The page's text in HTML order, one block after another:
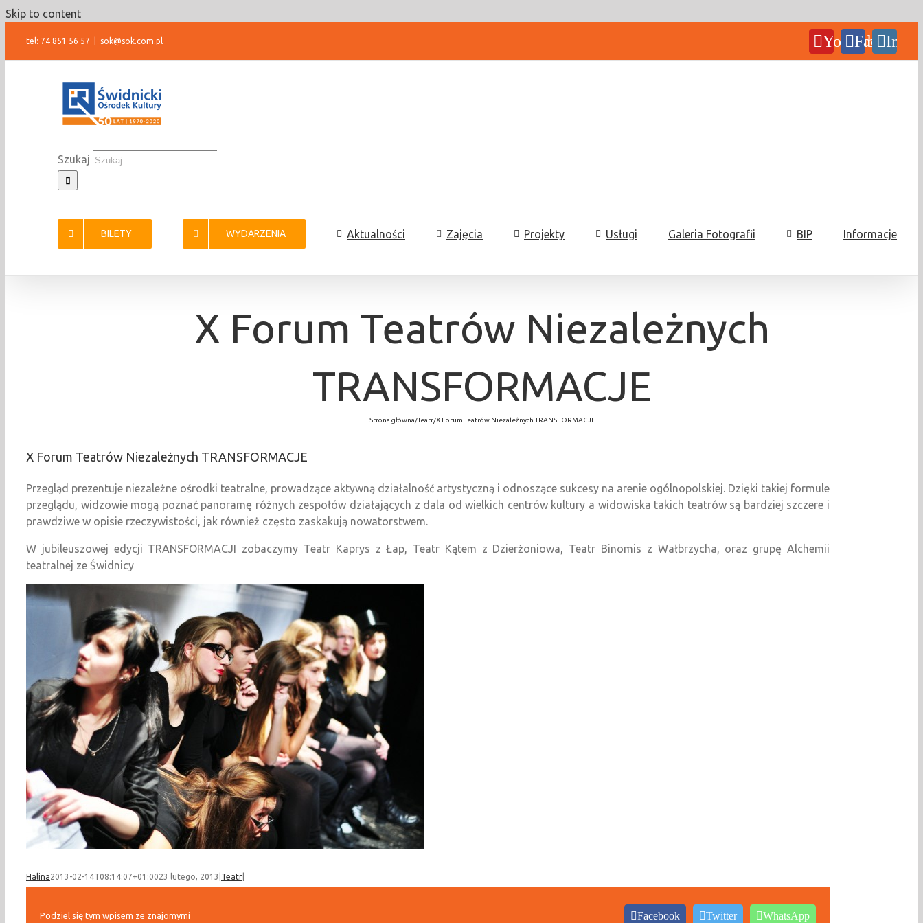
Skip to content
tel: 74 851 56 57 sok@sok.com.pl YouTubeFacebook
Szukaj
BILETY WYDARZENIA Aktualności Zajęcia Projekty Usługi Galeria Fotografii BIP Informacje
X Forum Teatrów Niezależnych
TRANSFORMACJE
Strona główna/Teatr/X Forum Teatrów Niezależnych TRANSFORMACJE
X Forum Teatrów Niezależnych TRANSFORMACJE
Przegląd prezentuje niezależne ośrodki teatralne, prowadzące aktywną działalność artystyczną i odnoszące sukcesy na arenie ogólnopolskiej. Dzięki takiej formule
przeglądu, widzowie mogą poznać panoramę różnych zespołów działających z dala od wielkich centrów kultury a widowiska takich teatrów są bardziej szczere i
prawdziwe w opisie rzeczywistości, jak również często zaskakują nowatorstwem.
W jubileuszowej edycji TRANSFORMACJI zobaczymy Teatr Kaprys z Łap, Teatr Kątem z Dzierżoniowa, Teatr Binomis z Wałbrzycha, oraz grupę Alchemii
teatralnej ze Świdnicy
Halina2013-02-14T08:14:07+01:0023 lutego, 2013 Teatr
Podziel się tym wpisem ze znajomymi Facebook Twitter WhatsApp